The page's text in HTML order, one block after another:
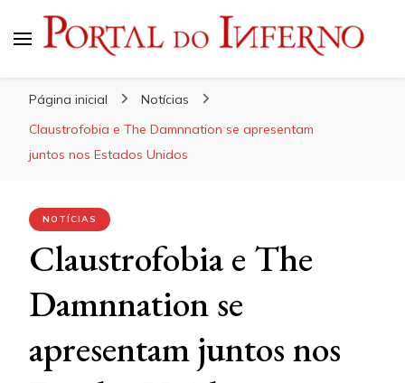
Página inicial
Notícias
Claustrofobia e The Damnnation se apresentam
juntos nos Estados Unidos
NOTÍCIAS
Claustrofobia e The
Damnnation se
apresentam juntos nos